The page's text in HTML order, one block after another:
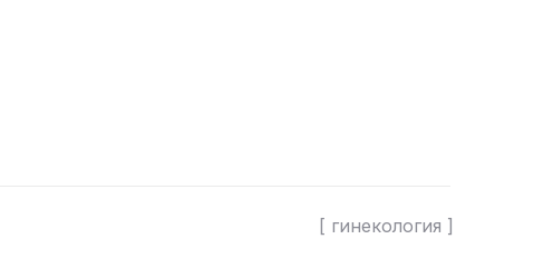
[ гинекология ]